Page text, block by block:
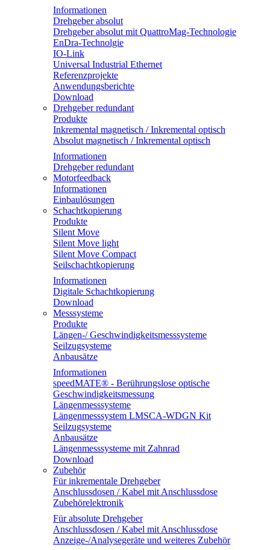
Informationen
Drehgeber absolut
Drehgeber absolut mit QuattroMag-Technologie
EnDra-Technolgie
IO-Link
Universal Industrial Ethernet
Referenzprojekte
Anwendungsberichte
Download
Drehgeber redundant
Produkte
Inkremental magnetisch / Inkremental optisch
Absolut magnetisch / Inkremental optisch
Informationen
Drehgeber redundant
Motorfeedback
Informationen
Einbaulösungen
Schachtkopierung
Produkte
Silent Move
Silent Move light
Silent Move Compact
Seilschachtkopierung
Informationen
Digitale Schachtkopierung
Download
Messsysteme
Produkte
Längen-/ Geschwindigkeitsmesssysteme
Seilzugsysteme
Anbausätze
Informationen
speedMATE® - Berührungslose optische
Geschwindigkeitsmessung
Längenmesssysteme
Längenmesssystem LMSCA-WDGN Kit
Seilzugsysteme
Anbausätze
Längenmesssysteme mit Zahnrad
Download
Zubehör
Für inkrementale Drehgeber
Anschlussdosen / Kabel mit Anschlussdose
Zubehörelektronik
Für absolute Drehgeber
Anschlussdosen / Kabel mit Anschlussdose
Anzeige-/Analysegeräte und weiteres Zubehör